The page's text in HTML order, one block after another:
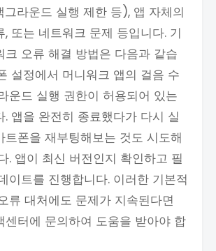
그라운드 실행 제한 등), 앱 자체의
, 또는 네트워크 문제 등입니다. 기
크 오류 해결 방법은 다음과 같습
설정에서 머니워크 앱의 걸음 수
운드 실행 권한이 허용되어 있는
. 앱을 완전히 종료했다가 다시 실
트폰을 재부팅해보는 것도 시도해
. 앱이 최신 버전인지 확인하고 필
이트를 진행합니다. 이러한 기본적
류 대처에도 문제가 지속된다면
센터에 문의하여 도움을 받아야 합